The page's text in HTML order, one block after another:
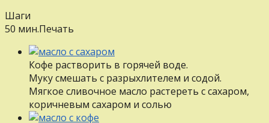
Шаги
50 мин.Печать
Кофе растворить в горячей воде.
Муку смешать с разрыхлителем и содой.
Мягкое сливочное масло растереть с сахаром,
коричневым сахаром и солью